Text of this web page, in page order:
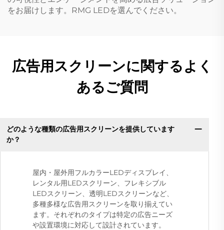
をお届けします。RMG LEDを選んでください。
広告用スクリーンに関するよく
あるご質問
どのような種類の広告用スクリーンを提供しています
か？
屋内・屋外用フルカラーLEDディスプレイ、
レンタル用LEDスクリーン、フレキシブル
LEDスクリーン、透明LEDスクリーンなど、
多種多様な広告用スクリーンを取り揃えてい
ます。それぞれのタイプは特定の広告ニーズ
や設置環境に対応して設計されています。